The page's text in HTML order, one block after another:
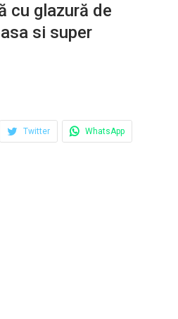
cu glazură de
si super
Twitter WhatsApp